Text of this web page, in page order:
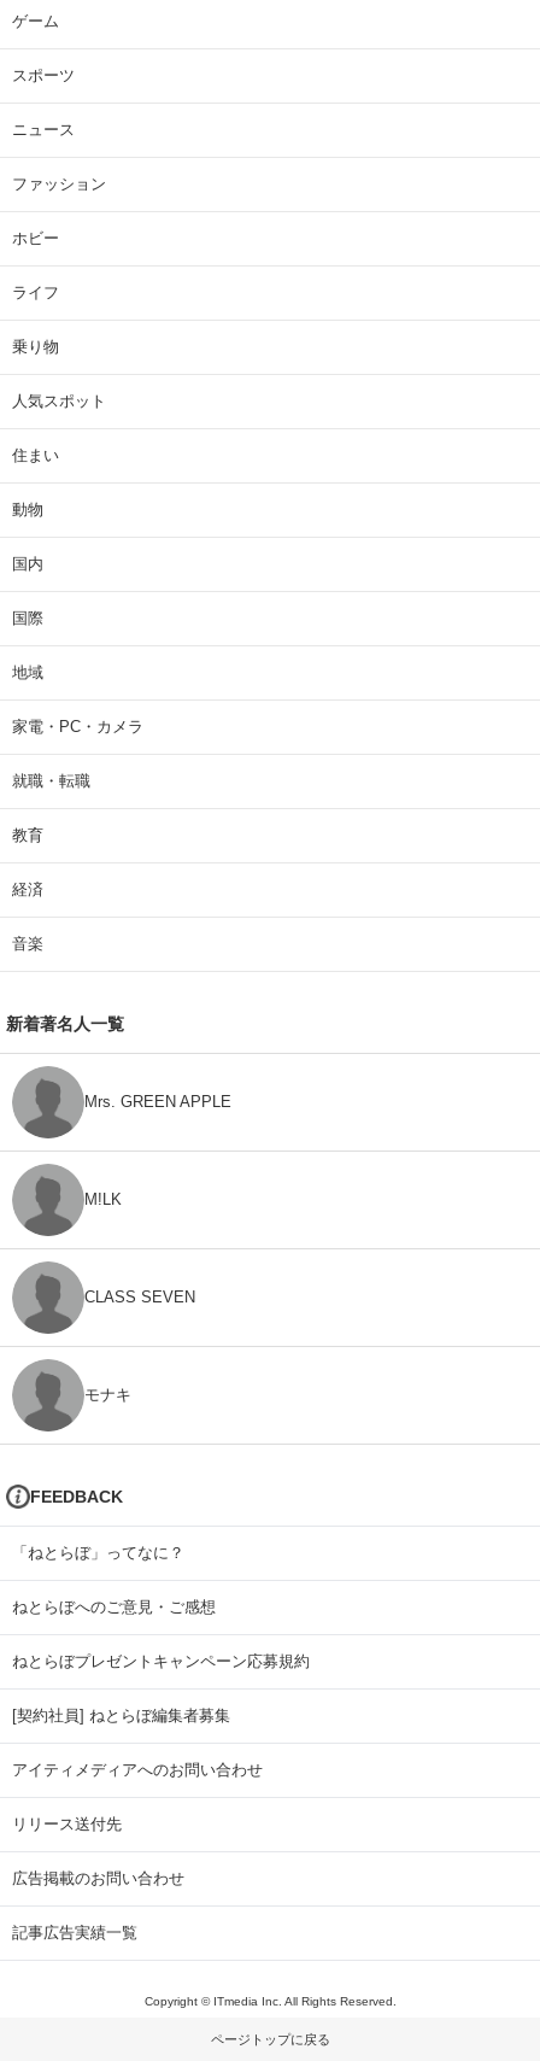
ゲーム
スポーツ
ニュース
ファッション
ホビー
ライフ
乗り物
人気スポット
住まい
動物
国内
国際
地域
家電・PC・カメラ
就職・転職
教育
経済
音楽
新着著名人一覧
Mrs. GREEN APPLE
M!LK
CLASS SEVEN
モナキ
FEEDBACK
「ねとらぼ」ってなに？
ねとらぼへのご意見・ご感想
ねとらぼプレゼントキャンペーン応募規約
[契約社員] ねとらぼ編集者募集
アイティメディアへのお問い合わせ
リリース送付先
広告掲載のお問い合わせ
記事広告実績一覧
Copyright © ITmedia Inc. All Rights Reserved.
ページトップに戻る